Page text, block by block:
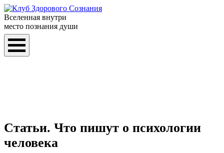
Вселенная внутри
место познания души
Статьи. Что пишут о психологии
человека